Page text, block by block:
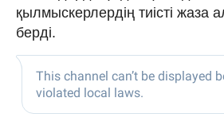
қылмыскерлердің тиісті жаза
берді.